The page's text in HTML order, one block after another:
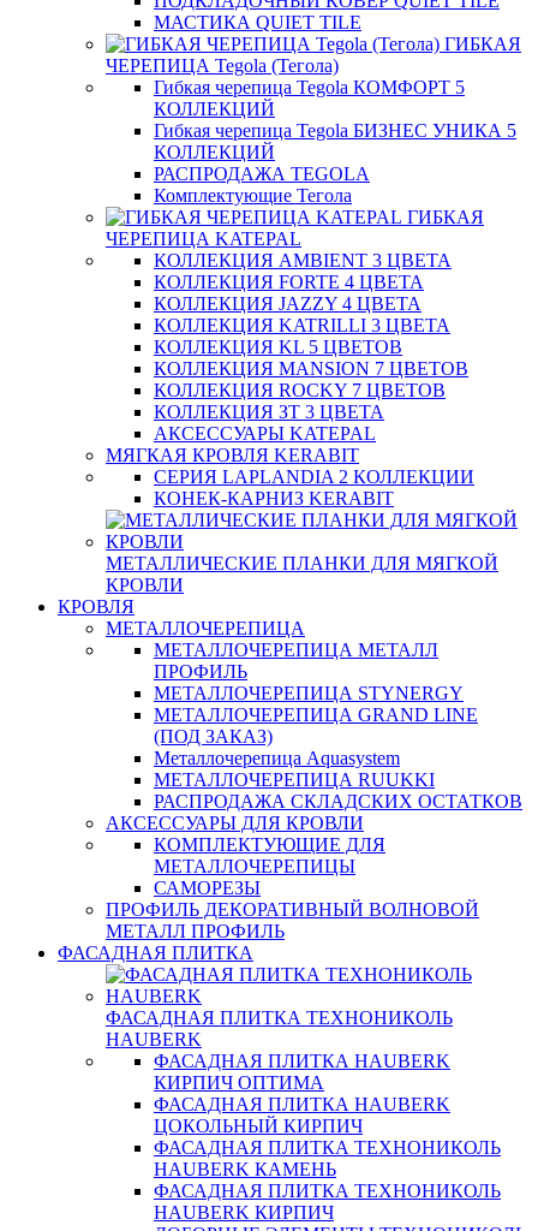
МАСТИКА QUIET TILE
ГИБКАЯ
ЧЕРЕПИЦА Tegola (Тегола)
Гибкая черепица Tegola КОМФОРТ 5
КОЛЛЕКЦИЙ
Гибкая черепица Tegola БИЗНЕС УНИКА 5
КОЛЛЕКЦИЙ
РАСПРОДАЖА TEGOLA
Комплектующие Тегола
ГИБКАЯ
ЧЕРЕПИЦА KATEPAL
КОЛЛЕКЦИЯ AMBIENT 3 ЦВЕТА
КОЛЛЕКЦИЯ FORTE 4 ЦВЕТА
КОЛЛЕКЦИЯ JAZZY 4 ЦВЕТА
КОЛЛЕКЦИЯ KATRILLI 3 ЦВЕТА
КОЛЛЕКЦИЯ KL 5 ЦВЕТОВ
КОЛЛЕКЦИЯ MANSION 7 ЦВЕТОВ
КОЛЛЕКЦИЯ ROCKY 7 ЦВЕТОВ
КОЛЛЕКЦИЯ ЗТ 3 ЦВЕТА
АКСЕССУАРЫ KATEPAL
МЯГКАЯ КРОВЛЯ KERABIT
СЕРИЯ LAPLANDIA 2 КОЛЛЕКЦИИ
КОНЕК-КАРНИЗ KERABIT
МЕТАЛЛИЧЕСКИЕ ПЛАНКИ ДЛЯ МЯГКОЙ
КРОВЛИ
КРОВЛЯ
МЕТАЛЛОЧЕРЕПИЦА
МЕТАЛЛОЧЕРЕПИЦА МЕТАЛЛ
ПРОФИЛЬ
МЕТАЛЛОЧЕРЕПИЦА STYNERGY
МЕТАЛЛОЧЕРЕПИЦА GRAND LINE
(ПОД ЗАКАЗ)
Металлочерепица Aquasystem
МЕТАЛЛОЧЕРЕПИЦА RUUKKI
РАСПРОДАЖА СКЛАДСКИХ ОСТАТКОВ
АКСЕССУАРЫ ДЛЯ КРОВЛИ
КОМПЛЕКТУЮЩИЕ ДЛЯ
МЕТАЛЛОЧЕРЕПИЦЫ
САМОРЕЗЫ
ПРОФИЛЬ ДЕКОРАТИВНЫЙ ВОЛНОВОЙ
МЕТАЛЛ ПРОФИЛЬ
ФАСАДНАЯ ПЛИТКА
ФАСАДНАЯ ПЛИТКА ТЕХНОНИКОЛЬ
HAUBERK
ФАСАДНАЯ ПЛИТКА HAUBERK
КИРПИЧ ОПТИМА
ФАСАДНАЯ ПЛИТКА HAUBERK
ЦОКОЛЬНЫЙ КИРПИЧ
ФАСАДНАЯ ПЛИТКА ТЕХНОНИКОЛЬ
HAUBERK КАМЕНЬ
ФАСАДНАЯ ПЛИТКА ТЕХНОНИКОЛЬ
HAUBERK КИРПИЧ